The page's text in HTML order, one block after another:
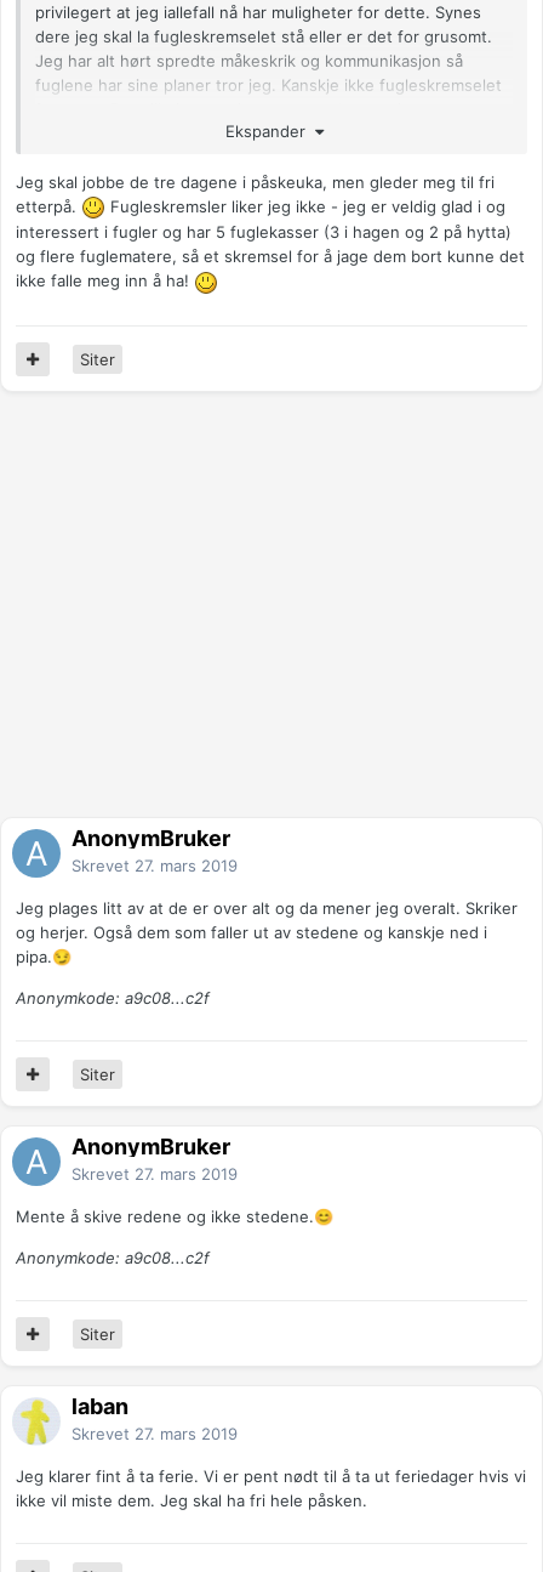
privilegert at jeg iallefall nå har muligheter for dette. Synes
dere jeg skal la fugleskremselet stå eller er det for grusomt.
Jeg har alt hørt spredte måkeskrik og kommunikasjon så
fuglene har sine planer tror jeg. Kanskje ikke fugleskremselet
neppe reklamasjonsgrunn selv om jeg skulle ha montert
om alle flytter til naboene. De har også sagt at de er veldig
begeistret for fugler og reir og styr som jeg synes har øket
veldig i omfang fra tidligere år til tross for at jeg jo vet at flere
arter er nesten ute.
Så jeg tar ferie.
Ekspander
Jeg skal jobbe de tre dagene i påskeuka, men gleder meg til fri
etterpå.
Fugleskremsler liker jeg ikke - jeg er veldig glad i og
interessert i fugler og har 5 fuglekasser (3 i hagen og 2 på hytta)
og flere fuglematere, så et skremsel for å jage dem bort kunne det
ikke falle meg inn å ha!
Siter
AnonymBruker
Skrevet 27. mars 2019
Jeg plages litt av at de er over alt og da mener jeg overalt. Skriker
og herjer. Også dem som faller ut av stedene og kanskje ned i
pipa.😏
Anonymkode: a9c08...c2f
Siter
AnonymBruker
Skrevet 27. mars 2019
Mente å skive redene og ikke stedene.😊
Anonymkode: a9c08...c2f
Siter
laban
Skrevet 27. mars 2019
Jeg klarer fint å ta ferie. Vi er pent nødt til å ta ut feriedager hvis vi
ikke vil miste dem. Jeg skal ha fri hele påsken.